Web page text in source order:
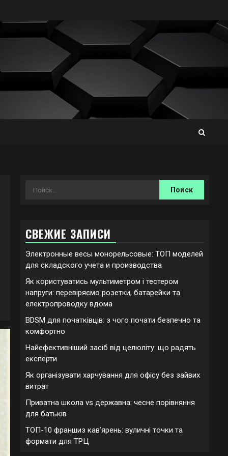
Найти:
СВЕЖИЕ ЗАПИСИ
Электронные весы монорельсовые: ТОП моделей
для складского учета и производства
Як користуватись мультиметром і тестером
напруги: перевіряємо розетки, батарейки та
електропроводку вдома
BDSM для початківців: з чого почати безпечно та
комфортно
Найефективніший засіб від целюліту: що радять
експерти
Як організувати харчування для офісу без зайвих
витрат
Приватна школа vs державна: чесне порівняння
для батьків
ТОП-10 франшиз кавʼярень: вуличні точки та
формати для ТРЦ